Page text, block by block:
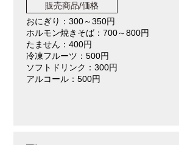
販売商品/価格
おにぎり：300～350円
ホルモン焼きそば：700～800円
たません：400円
冷凍フルーツ：500円
ソフトドリンク：300円
アルコール：500円